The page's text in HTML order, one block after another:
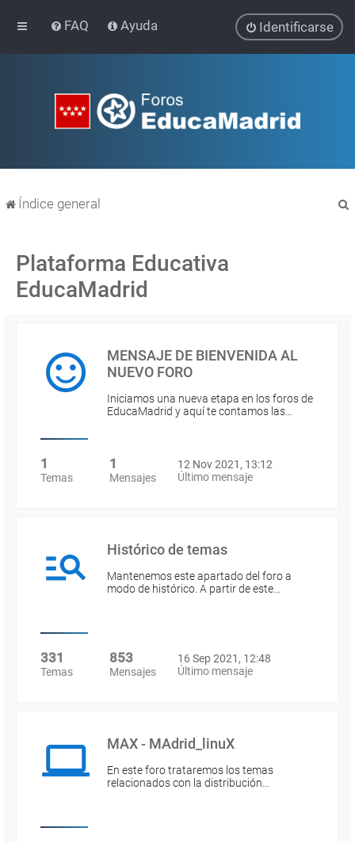
FAQ Ayuda Identificarse
Índice general
Plataforma Educativa
EducaMadrid
MENSAJE DE BIENVENIDA AL
NUEVO FORO
Iniciamos una nueva etapa en los foros de
EducaMadrid y aquí te contamos las…
1
Temas
1
Mensajes
12 Nov 2021, 13:12
Último mensaje
Histórico de temas
Mantenemos este apartado del foro a
modo de histórico. A partir de este…
331
Temas
853
Mensajes
16 Sep 2021, 12:48
Último mensaje
MAX - MAdrid_linuX
En este foro trataremos los temas
relacionados con la distribución…